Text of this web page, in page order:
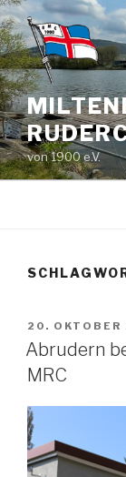
Zum
Inhalt
springen
von 1900 e.V.
AM
20. OKTOBER
Abrudern
MRC